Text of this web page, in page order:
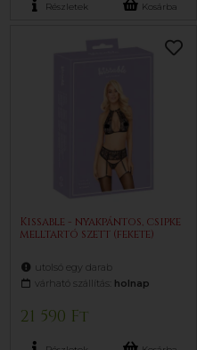
Részletek Kosárba
Kissable - nyakpántos, csipke
melltartó szett (fekete)
utolsó egy darab
várható szállítás: holnap
21 590 Ft